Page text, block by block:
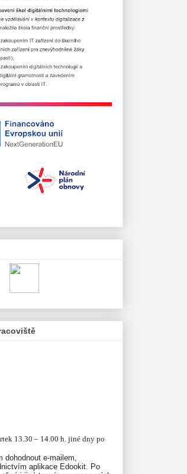
13.30 – 14.00 h. jiné dny po
dohodnout e-mailem,
aplikace Edookit. Po